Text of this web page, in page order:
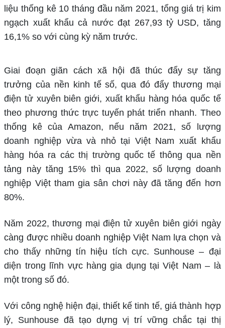
liệu thống kê 10 tháng đầu năm 2021, tổng giá trị kim
ngạch xuất khẩu cả nước đạt 267,93 tỷ USD, tăng
16,1% so với cùng kỳ năm trước.
Giai đoạn giãn cách xã hội đã thúc đẩy sự tăng
trưởng của nền kinh tế số, qua đó đẩy thương mại
điện tử xuyên biên giới, xuất khẩu hàng hóa quốc tế
theo phương thức trực tuyến phát triển nhanh. Theo
thống kê của Amazon, nếu năm 2021, số lượng
doanh nghiệp vừa và nhỏ tại Việt Nam xuất khẩu
hàng hóa ra các thị trường quốc tế thông qua nền
tảng này tăng 15% thì qua 2022, số lượng doanh
nghiệp Việt tham gia sân chơi này đã tăng đến hơn
80%.
Năm 2022, thương mại điện tử xuyên biên giới ngày
càng được nhiều doanh nghiệp Việt Nam lựa chọn và
cho thấy những tín hiệu tích cực. Sunhouse – đại
diện trong lĩnh vực hàng gia dụng tại Việt Nam – là
một trong số đó.
Với công nghệ hiện đại, thiết kế tinh tế, giá thành hợp
lý, Sunhouse đã tạo dựng vị trí vững chắc tại thị